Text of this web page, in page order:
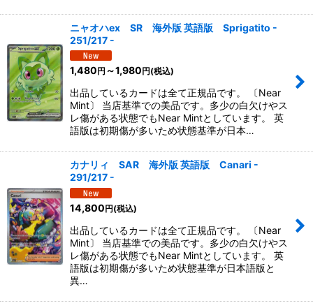
ニャオハex SR 海外版 英語版 Sprigatito -
251/217 -
1,480円 ～1,980円(税込)
出品しているカードは全て正規品です。 〔Near
Mint〕 当店基準での美品です。多少の白欠けやス
レ傷がある状態でもNear Mintとしています。 英
語版は初期傷が多いため状態基準が日本…
カナリィ SAR 海外版 英語版 Canari -
291/217 -
14,800円(税込)
出品しているカードは全て正規品です。 〔Near
Mint〕 当店基準での美品です。多少の白欠けやス
レ傷がある状態でもNear Mintとしています。 英
語版は初期傷が多いため状態基準が日本語版と
異…